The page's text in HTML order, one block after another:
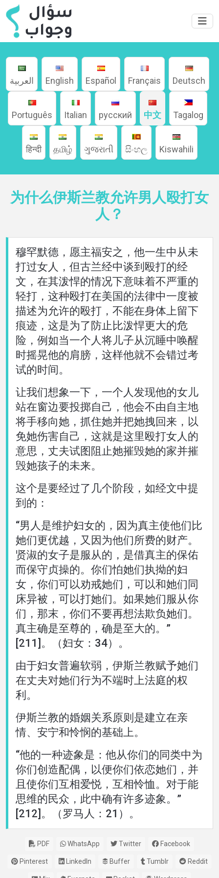
家
於
語言
العربية English Español Français Deutsch
Português Italian русский 中文 Tagalog
हिन्दी தமிழ் ગુજરાતી සිංහල Kiswahili
为什么伊斯兰教允许男人殴打女
人？
穆罕默德，愿主福安之，他一生中从未
打过女人，但古兰经中谈到殴打的经
文，在其泼悍的情况下意味着不严重的
轻打，这种殴打在美国的法律中一度被
描述为允许的殴打，不能在身体上留下
痕迹，这是为了防止比泼悍更大的危
险，例如当一个人将儿子从沉睡中唤醒
时摇晃他的肩膀，这样他就不会错过考
试的时间。
让我们想象一下，一个人发现他的女儿
站在窗边要投掷自己，他会不由自主地
将手移向她，抓住她并把她拽回来，以
免她伤害自己，这就是这里殴打女人的
意思，丈夫试图阻止她摧毁她的家并摧
毁她孩子的未来。
这个是要经过了几个阶段，如经文中提
到的：
“男人是维护妇女的，因为真主使他们比
她们更优越，又因为他们所费的财产。
贤淑的女子是服从的，是借真主的保佑
而保守贞操的。你们怕她们执拗的妇
女，你们可以劝戒她们，可以和她们同
床异被，可以打她们。如果她们服从你
们，那末，你们不要再想法欺负她们。
真主确是至尊的，确是至大的。”
[211]。（妇女：34）。
由于妇女普遍软弱，伊斯兰教赋予她们
在丈夫对她们行为不端时上法庭的权
利。
伊斯兰教的婚姻关系原则是建立在亲
情、安宁和怜悯的基础上。
“他的一种迹象是：他从你们的同类中为
你们创造配偶，以便你们依恋她们，并
且使你们互相爱悦，互相怜恤。对于能
思维的民众，此中确有许多迹象。”
[212]。（罗马人：21）。
PDF WhatsApp Twitter Facebook
Pinterest LinkedIn Buffer Tumblr Reddit